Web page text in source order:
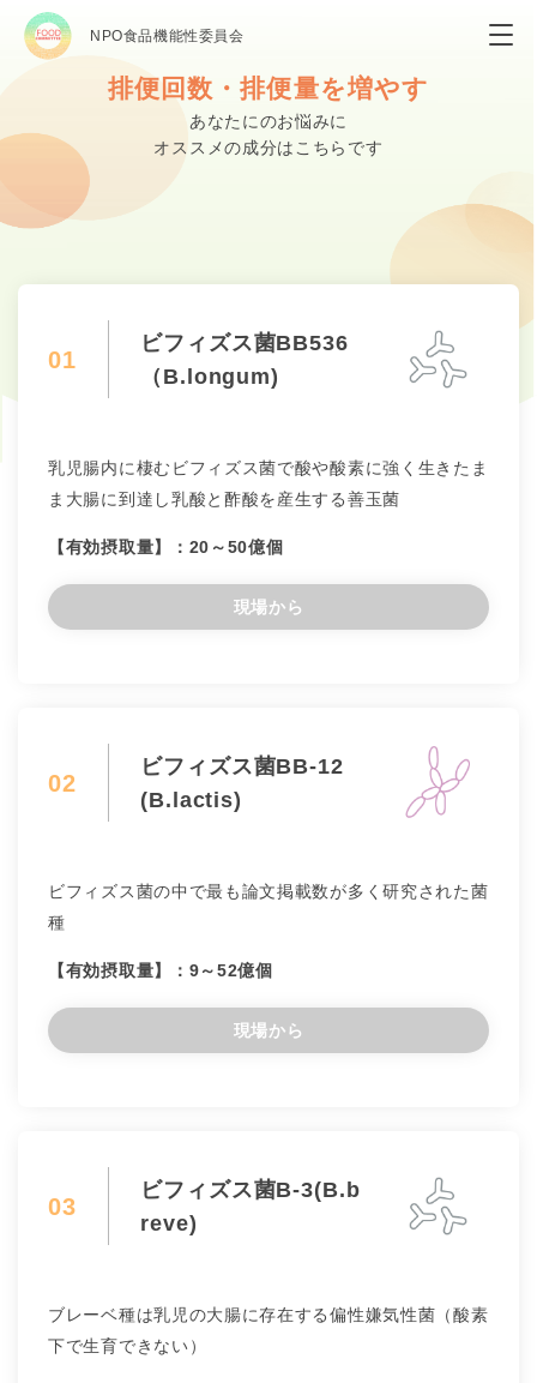
NPO食品機能性委員会
排便回数・排便量を増やす
あなたにのお悩みに
オススメの成分はこちらです
01
ビフィズス菌BB536
（B.longum)
乳児腸内に棲むビフィズス菌で酸や酸素に強く生きたま
ま大腸に到達し乳酸と酢酸を産生する善玉菌
【有効摂取量】：20～50億個
現場から
02
ビフィズス菌BB-12
(B.lactis)
ビフィズス菌の中で最も論文掲載数が多く研究された菌
種
【有効摂取量】：9～52億個
現場から
03
ビフィズス菌B-3(B.b
reve)
ブレーベ種は乳児の大腸に存在する偏性嫌気性菌（酸素
下で生育できない）